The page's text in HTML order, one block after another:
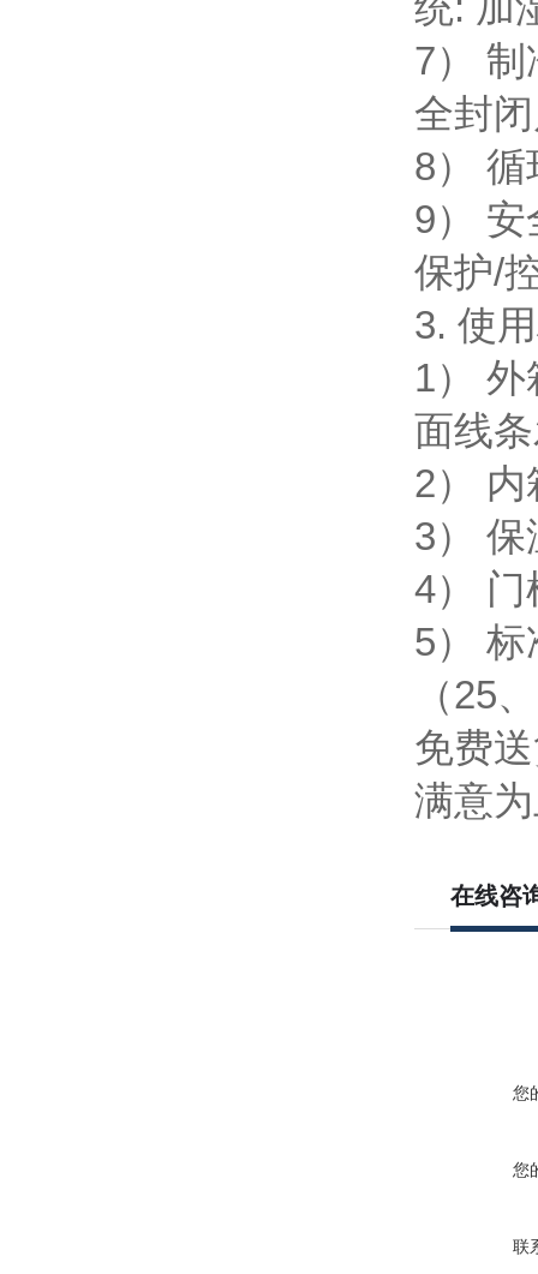
7） 制
全封
8） 循
9）
保护/
3. 使
1）
面线
2） 内
3） 保
4） 门
5） 标
（25
免费
满意
在线咨
您
您
联